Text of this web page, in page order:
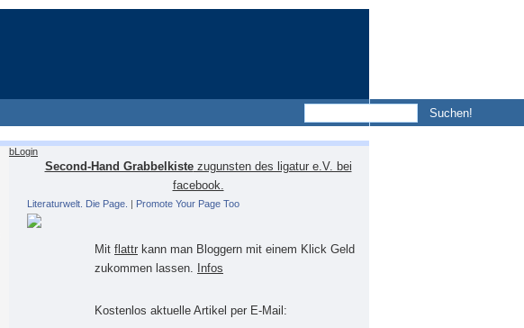
bLogin
Second-Hand Grabbelkistezugunsten des ligatur e.V. bei
facebook.
Literaturwelt. Die Page. | Promote Your Page Too
Mit flattr kann man Bloggern mit einem Klick Geld
zukommen lassen.
Infos
Kostenlos aktuelle Artikel per E-Mail: